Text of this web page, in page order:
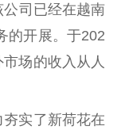
司已经在越南
的开展。于202
场的收入从 人
实了新荷花在